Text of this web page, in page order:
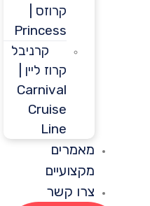
קרוזס |
Princess
קרניבל
קרוז ליין |
Carnival
Cruise
מאמרים
מקצועיים
צרו קשר